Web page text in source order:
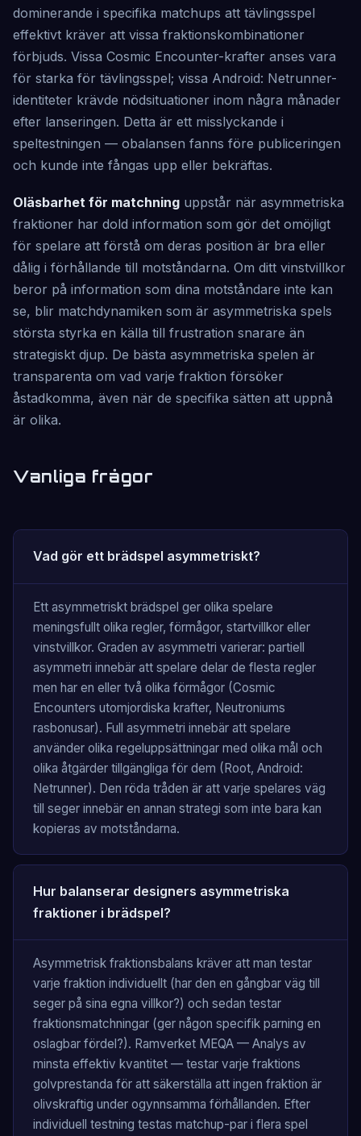
dominerande i specifika matchups att tävlingsspel
effektivt kräver att vissa fraktionskombinationer
förbjuds. Vissa Cosmic Encounter-krafter anses vara
för starka för tävlingsspel; vissa Android: Netrunner-
identiteter krävde nödsituationer inom några månader
efter lanseringen. Detta är ett misslyckande i
speltestningen — obalansen fanns före publiceringen
och kunde inte fångas upp eller bekräftas.
Oläsbarhet för matchning uppstår när asymmetriska
fraktioner har dold information som gör det omöjligt
för spelare att förstå om deras position är bra eller
dålig i förhållande till motståndarna. Om ditt vinstvillkor
beror på information som dina motståndare inte kan
se, blir matchdynamiken som är asymmetriska spels
största styrka en källa till frustration snarare än
strategiskt djup. De bästa asymmetriska spelen är
transparenta om vad varje fraktion försöker
åstadkomma, även när de specifika sätten att uppnå
är olika.
Vanliga frågor
Vad gör ett brädspel asymmetriskt?
Ett asymmetriskt brädspel ger olika spelare
meningsfullt olika regler, förmågor, startvillkor eller
vinstvillkor. Graden av asymmetri varierar: partiell
asymmetri innebär att spelare delar de flesta regler
men har en eller två olika förmågor (Cosmic
Encounters utomjordiska krafter, Neutroniums
rasbonusar). Full asymmetri innebär att spelare
använder olika regeluppsättningar med olika mål och
olika åtgärder tillgängliga för dem (Root, Android:
Netrunner). Den röda tråden är att varje spelares väg
till seger innebär en annan strategi som inte bara kan
kopieras av motståndarna.
Hur balanserar designers asymmetriska
fraktioner i brädspel?
Asymmetrisk fraktionsbalans kräver att man testar
varje fraktion individuellt (har den en gångbar väg till
seger på sina egna villkor?) och sedan testar
fraktionsmatchningar (ger någon specifik parning en
oslagbar fördel?). Ramverket MEQA — Analys av
minsta effektiv kvantitet — testar varje fraktions
golvprestanda för att säkerställa att ingen fraktion är
olivskraftig under ogynnsamma förhållanden. Efter
individuell testning testas matchup-par i flera spel